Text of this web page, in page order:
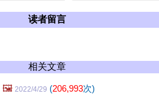
读者留言
相关文章
🖼️ 2022/4/29 (206,993次)